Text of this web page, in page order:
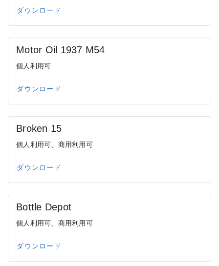
ダウンロード
Motor Oil 1937 M54
個人利用可
ダウンロード
Broken 15
個人利用可、商用利用可
ダウンロード
Bottle Depot
個人利用可、商用利用可
ダウンロード